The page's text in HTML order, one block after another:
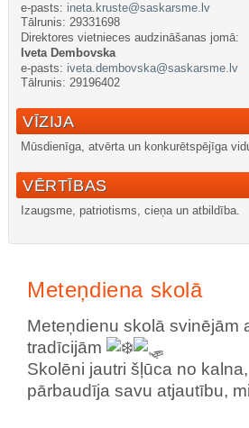
e-pasts: ineta.kruste@saskarsme.lv
Tālrunis: 29331698
Direktores vietnieces audzināšanas jomā:
Iveta Dembovska
e-pasts: iveta.dembovska@saskarsme.lv
Tālrunis: 29196402
VĪZIJA
Mūsdienīga, atvērta un konkurētspējīga
VĒRTĪBAS
Izaugsme, patriotisms, cieņa un atbildība.
Все дляJoomla . Бесплатные шаблоны и
Meteņdiena skolā
Meteņdienu skolā svinējām
tradīcijām
Skolēni jautri šļūca no
pārbaudīja savu atjautību,